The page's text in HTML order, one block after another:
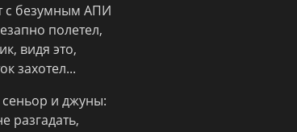
с безумным АПИ
полетел,
видя это,
захотел...
и джуны:
разгадать,